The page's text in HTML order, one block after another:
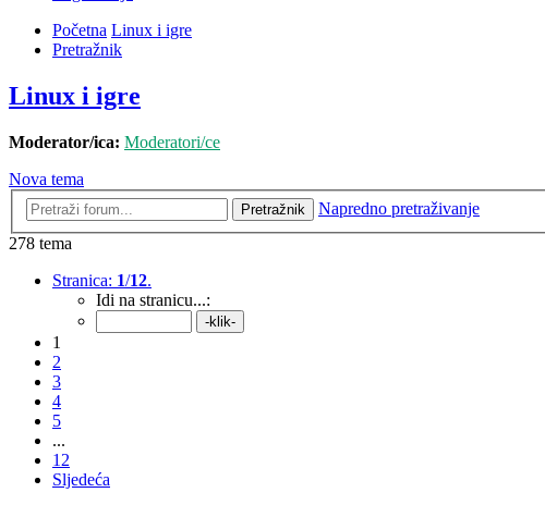
Početna Linux i igre
Pretražnik
Linux i igre
Moderator/ica: Moderatori/ce
Nova tema
Pretražnik
Napredno pretraživanje
278 tema
Stranica: 1/12.
Idi na stranicu...:
1
2
3
4
5
...
12
Sljedeća